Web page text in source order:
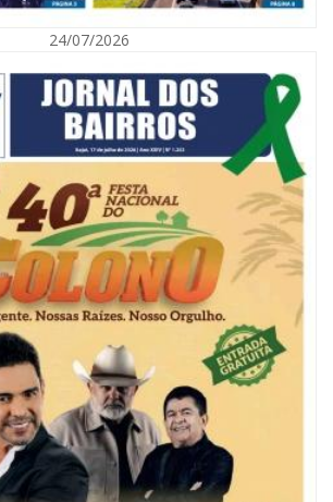
sustentável com envio de 330 quilos de
24/07/2026